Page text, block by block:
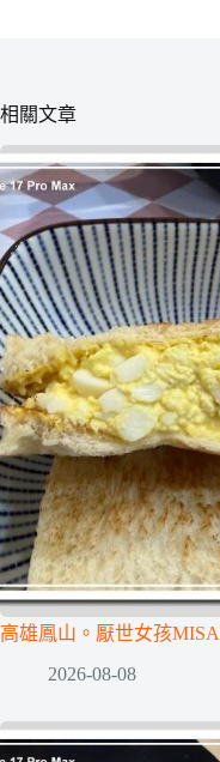
相關文章
高雄鳳山。厭世女孩
2026-08-08